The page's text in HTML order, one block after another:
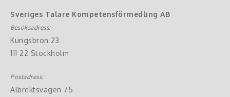
Sveriges Talare Kompetensförmedling AB
Besöksadress:
Kungsbron 23
111 22 Stockholm
Postadress:
Albrektsvägen 75